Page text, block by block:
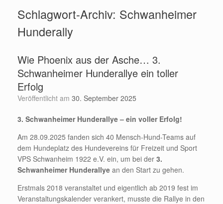
Schlagwort-Archiv: Schwanheimer
Hunderally
Wie Phoenix aus der Asche… 3.
Schwanheimer Hunderallye ein toller
Erfolg
Veröffentlicht am 30. September 2025
3. Schwanheimer Hunderallye – ein voller Erfolg!
Am 28.09.2025 fanden sich 40 Mensch-Hund-Teams auf
dem Hundeplatz des Hundevereins für Freizeit und Sport
VPS Schwanheim 1922 e.V. ein, um bei der 3.
Schwanheimer Hunderallye an den Start zu gehen.
Erstmals 2018 veranstaltet und eigentlich ab 2019 fest im
Veranstaltungskalender verankert, musste die Rallye in den